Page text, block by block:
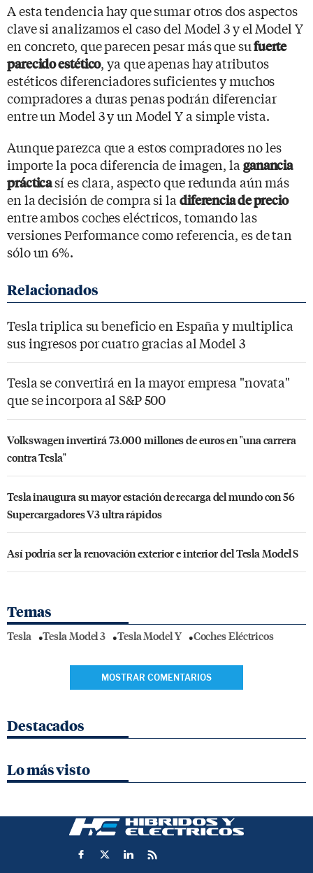
A esta tendencia hay que sumar otros dos aspectos
clave si analizamos el caso del Model 3 y el Model Y
en concreto, que parecen pesar más que sufuerte
parecido estético, ya que apenas hay atributos
estéticos diferenciadores suficientes y muchos
compradores a duras penas podrán diferenciar
entre un Model 3 y un Model Y a simple vista.
Aunque parezca que a estos compradores no les
importe la poca diferencia de imagen, la ganancia
prácticasí es clara, aspecto que redunda aún más
en la decisión de compra si la diferencia de precio
entre ambos coches eléctricos, tomando las
versiones Performance como referencia, es de tan
sólo un 6%.
Tesla triplica su beneficio en España y multiplica
sus ingresos por cuatro gracias al Model 3
Tesla se convertirá en la mayor empresa "novata"
que se incorpora al S&P 500
Volkswagen invertirá 73.000 millones de euros en "una carrera
contra Tesla"
Tesla inaugura su mayor estación de recarga del mundo con 56
Supercargadores V3 ultra rápidos
Así podría ser la renovación exterior e interior del Tesla Model S
Temas
Tesla Tesla Model 3 Tesla Model Y Coches Eléctricos
MOSTRAR COMENTARIOS
Destacados
Lo más visto